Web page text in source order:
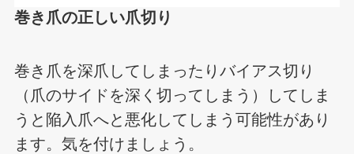
巻き爪の正しい爪切り
巻き爪を深爪してしまったりバイアス切り
（爪のサイドを深く切ってしまう）してしま
うと陥入爪へと悪化してしまう可能性があり
ます。気を付けましょう。